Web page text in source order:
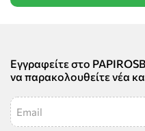
Εγγραφείτε στο
να παρακολουθείτε νέα
Email